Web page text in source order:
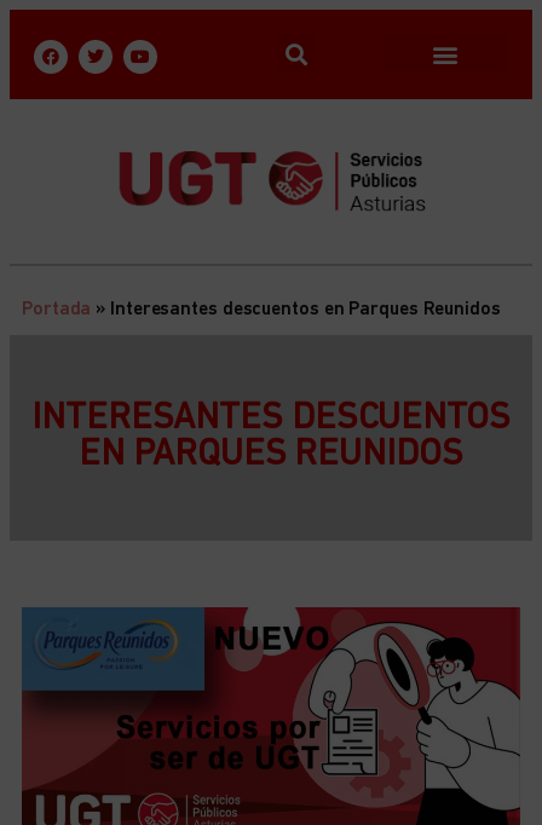
Portada » Interesantes descuentos en Parques Reunidos
INTERESANTES DESCUENTOS
EN PARQUES REUNIDOS